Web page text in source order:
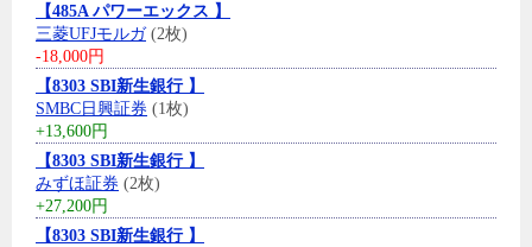
【485A パワーエックス 】
三菱UFJモルガ(2枚)
-18,000円
【8303 SBI新生銀行 】
SMBC日興証券 (1枚)
+13,600円
【8303 SBI新生銀行 】
みずほ証券 (2枚)
+27,200円
【8303 SBI新生銀行 】